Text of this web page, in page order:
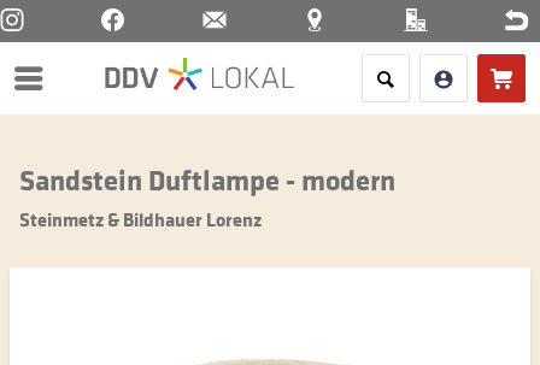
Menü
Sandstein Duftlampe - modern
Steinmetz & Bildhauer Lorenz